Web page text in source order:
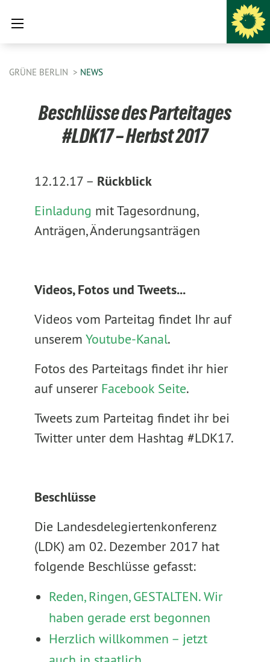
GRÜNE BERLIN NEWS
Beschlüsse des Parteitages
#LDK17 – Herbst 2017
12.12.17 – Rückblick
Einladung mit Tagesordnung,
Anträgen, Änderungsanträgen
Videos, Fotos und Tweets...
Videos vom Parteitag findet Ihr auf
unserem Youtube-Kanal.
Fotos des Parteitags findet ihr hier
auf unserer Facebook Seite.
Tweets zum Parteitag findet ihr bei
Twitter unter dem Hashtag #LDK17.
Beschlüsse
Die Landesdelegiertenkonferenz
(LDK) am 02. Dezember 2017 hat
folgende Beschlüsse gefasst:
Reden, Ringen, GESTALTEN. Wir
haben gerade erst begonnen
Herzlich willkommen – jetzt